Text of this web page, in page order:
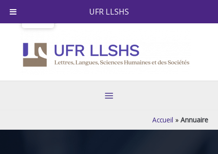
Menu
Accueil » Annuaire
UFR LLSHS